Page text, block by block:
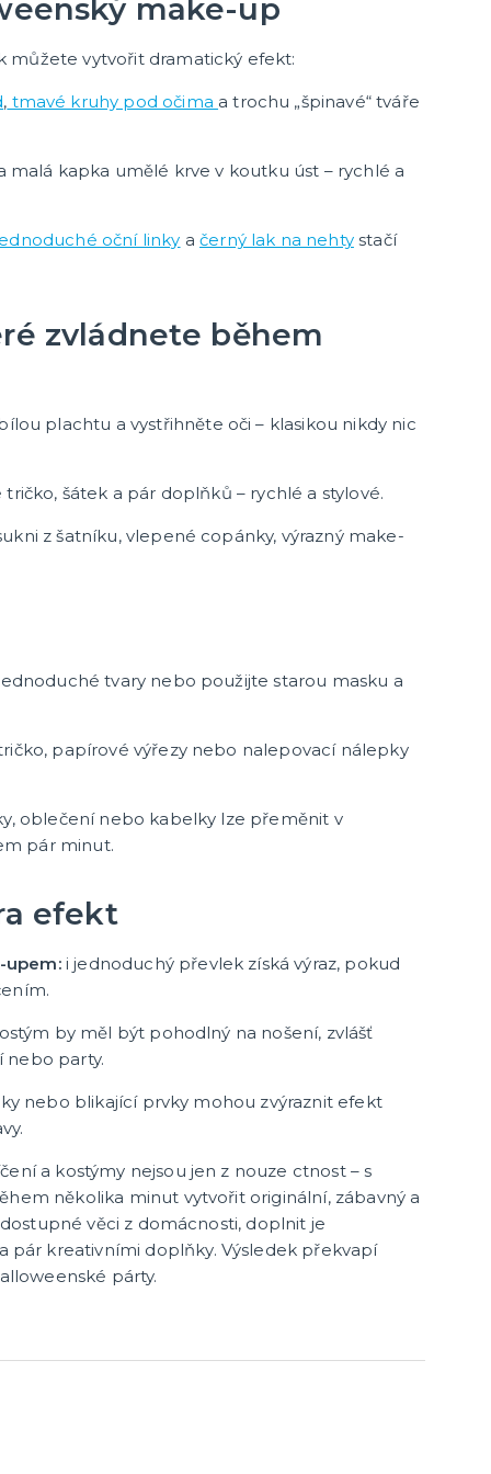
Konfety a serpentiny
Svíčky a dekorace dortu
Frkačky
Párty čepičky a čelenky
Šerpy
Pozvánky
Bublifuky
Lightsticky
Nažehlovačky
Fotokoutek - rekvizity
další kategorie
Party piňaty
Přáníčka
Nafukovačky
Žertovné předměty
Společenské, stolní hry
další kategorie
make-up
můžete vytvořit dramatický efekt:
, tmavé kruhy pod očima a trochu „špinavé“ tváře
malá kapka umělé krve v koutku úst – rychlé a
oční linky ačerný lak na nehtystačí
zvládnete během
plachtu a vystřihněte oči – klasikou nikdy nic
šátek a pár doplňků – rychlé a stylové.
z šatníku, vlepené copánky, výrazný make-
tvary nebo použijte starou masku a
papírové výřezy nebo nalepovací nálepky
oblečení nebo kabelky lze přeměnit v
pár minut.
efekt
upem:i jednoduchý převlek získá výraz, pokud
by měl být pohodlný na nošení, zvlášť
nebo party.
nebo blikající prvky mohou zvýraznit efekt
a kostýmy nejsou jen z nouze ctnost – s
několika minut vytvořit originální, zábavný a
věci z domácnosti, doplnit je
pár kreativními doplňky. Výsledek překvapí
párty.